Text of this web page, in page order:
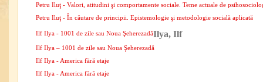
Petru Iluţ - Valori, atitudini şi comportamente sociale. Teme actuale de
Petru Iluţ - În căutare de principii. Epistemologie şi metodologie socială aplicată
Ilya, Ilf
Ilf Ilya - 1001 de zile sau Noua Şeherezadă
Ilf Ilya – 1001 de zile sau Noua Şeherezadă
Ilf Ilya - America fără etaje
Ilf Ilya - America fără etaje